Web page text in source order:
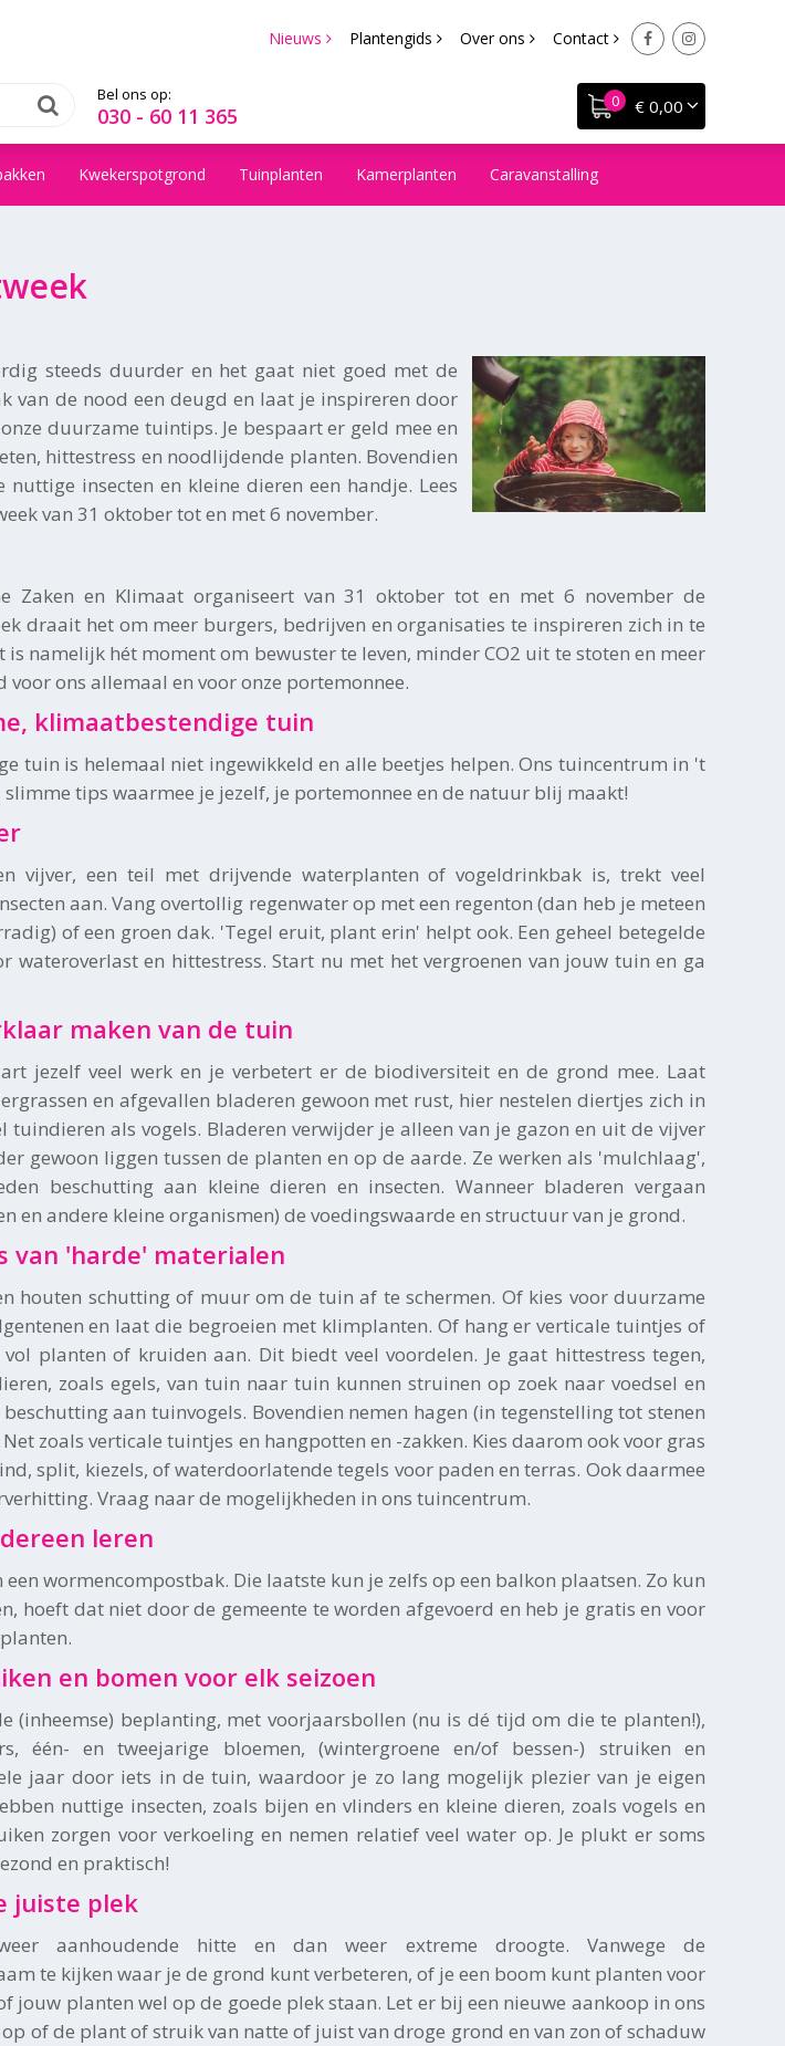
Nieuws Plantengids Over ons Contact
€ 0,00
Bel ons op:
030 - 60 11 365
Kwekerspotgrond Tuinplanten Kamerplanten Caravanstalling
steeds duurder en het gaat niet goed met de
van de nood een deugd en laat je inspireren door
duurzame tuintips. Je bespaart er geld mee en
hittestress en noodlijdende planten. Bovendien
insecten en kleine dieren een handje. Lees
van 31 oktober tot en met 6 november.
Zaken en Klimaat organiseert van 31 oktober tot en met 6 november de
draait het om meer burgers, bedrijven en organisaties te inspireren zich in te
namelijk hét moment om bewuster te leven, minder CO2 uit te stoten en meer
voor ons allemaal en voor onze portemonnee.
klimaatbestendige tuin
tuin is helemaal niet ingewikkeld en alle beetjes helpen. Ons tuincentrum in 't
slimme tips waarmee je jezelf, je portemonnee en de natuur blij maakt!
vijver, een teil met drijvende waterplanten of vogeldrinkbak is, trekt veel
aan. Vang overtollig regenwater op met een regenton (dan heb je meteen
of een groen dak. 'Tegel eruit, plant erin' helpt ook. Een geheel betegelde
wateroverlast en hittestress. Start nu met het vergroenen van jouw tuin en ga
maken van de tuin
jezelf veel werk en je verbetert er de biodiversiteit en de grond mee. Laat
en afgevallen bladeren gewoon met rust, hier nestelen diertjes zich in
tuindieren als vogels. Bladeren verwijder je alleen van je gazon en uit de vijver
gewoon liggen tussen de planten en op de aarde. Ze werken als 'mulchlaag',
beschutting aan kleine dieren en insecten. Wanneer bladeren vergaan
en andere kleine organismen) de voedingswaarde en structuur van je grond.
van 'harde' materialen
houten schutting of muur om de tuin af te schermen. Of kies voor duurzame
en laat die begroeien met klimplanten. Of hang er verticale tuintjes of
planten of kruiden aan. Dit biedt veel voordelen. Je gaat hittestress tegen,
zoals egels, van tuin naar tuin kunnen struinen op zoek naar voedsel en
aan tuinvogels. Bovendien nemen hagen (in tegenstelling tot stenen
zoals verticale tuintjes en hangpotten en -zakken. Kies daarom ook voor gras
split, kiezels, of waterdoorlatende tegels voor paden en terras. Ook daarmee
Vraag naar de mogelijkheden in ons tuincentrum.
leren
wormencompostbak. Die laatste kun je zelfs op een balkon plaatsen. Zo kun
hoeft dat niet door de gemeente te worden afgevoerd en heb je gratis en voor
en bomen voor elk seizoen
(inheemse) beplanting, met voorjaarsbollen (nu is dé tijd om die te planten!),
één- en tweejarige bloemen, (wintergroene en/of bessen-) struiken en
jaar door iets in de tuin, waardoor je zo lang mogelijk plezier van je eigen
nuttige insecten, zoals bijen en vlinders en kleine dieren, zoals vogels en
zorgen voor verkoeling en nemen relatief veel water op. Je plukt er soms
en praktisch!
juiste plek
aanhoudende hitte en dan weer extreme droogte. Vanwege de
te kijken waar je de grond kunt verbeteren, of je een boom kunt planten voor
jouw planten wel op de goede plek staan. Let er bij een nieuwe aankoop in ons
of de plant of struik van natte of juist van droge grond en van zon of schaduw